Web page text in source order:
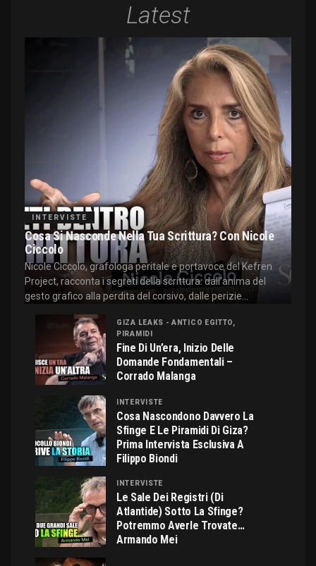
Latest
INTERVISTE
Cosa Si Nasconde Nella Tua Scrittura? Con Nicole
Ciccolo
Nicole Ciccolo, grafologa peritale e portavoce del Kefren
Project, racconta i segreti della scrittura: dall'anima del
gesto grafico alla perdita del corsivo, dalle perizie...
GIZA LEAKS - ANTICO EGITTO,
PIRAMIDI
Fine Di Un’era, Inizio Delle
Domande Fondamentali –
Corrado Malanga
INTERVISTE
Cosa Nascondono Davvero La
Sfinge E Le Piramidi Di Giza?
Prima Intervista Esclusiva A
Filippo Biondi
INTERVISTE
Le Sale Dei Registri (di
Atlantide) Sotto La Sfinge?
Potremmo Averle Trovate…
Armando Mei